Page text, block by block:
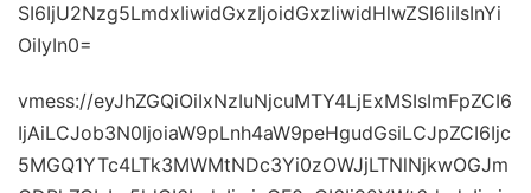
SI6IjU2Nzg5LmdxIiwidGxzIjoidGxzIiwidHlwZSI6IiIsInYi
OiIyIn0=
vmess://eyJhZGQiOiIxNzIuNjcuMTY4LjExMSIsImFpZCI6
IjAiLCJob3N0IjoiaW9pLnh4aW9peHgudGsiLCJpZCI6Ijc
5MGQ1YTc4LTk3MWMtNDc3Yi0zOWJjLTNlNjkwOGJm